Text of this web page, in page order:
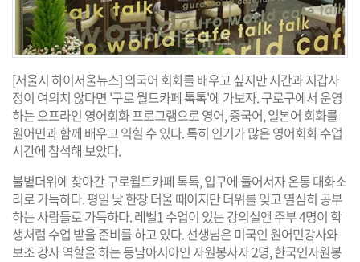
[서울시 하이서울뉴스] 외국어 회화를 배우고 싶지만 시간과 지갑사
정이 여의치 않다면 '구로 월드카페 톡톡'에 가보자. 구로구에서 운영
하는 오프라인 영어회화 프로그램으로 영어, 중국어, 일본어 회화를
원어민과 함께 배우고 익힐 수 있다. 특히 인기가 많은 영어회화 수업
시간에 참석해 보았다.
불볕더위에 찾아간 구로월드카페 톡톡, 입구에 들어서자 온통 대화소
리로 가득하다. 평일 낮 한창 더울 때이지만 더위를 잊고 열심히 공부
하는 사람들로 가득하다. 레벨1 수업이 있는 강의실엔 주부 4명이 학
생처럼 수업 받을 준비를 하고 있다. 선생님은 미국인 원어민강사와
보조 강사 역할을 하는 동남아시아인 자원봉사자 2명, 한국인자원봉